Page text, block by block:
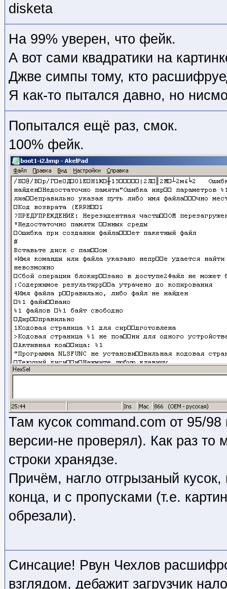
disketa
На 99% уверен, что фейк.
А вот сами квадратики на
Джве симпы тому, кто
Я как-то пытался давно, но
Попытался ещё раз, смок.
100% фейк.
Там кусок command.com от 95/
версии-не проверял). Как раз то
строки хранядзе.
Причём, нагло отгрызаный
конца, и с пропусками (т.е.
обрезали).
Синсацие! Рвун Чехлов
взглядом, дебажит загрузчик